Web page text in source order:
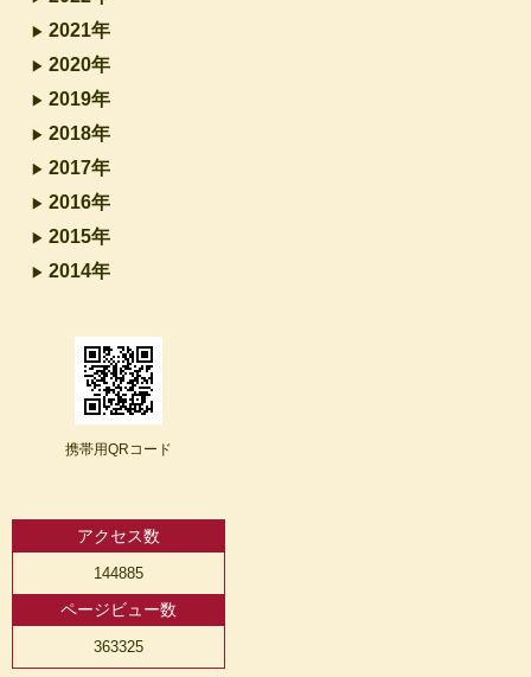
2021年
2020年
2019年
2018年
2017年
2016年
2015年
2014年
携帯用QRコード
アクセス数
144885
ページビュー数
363325